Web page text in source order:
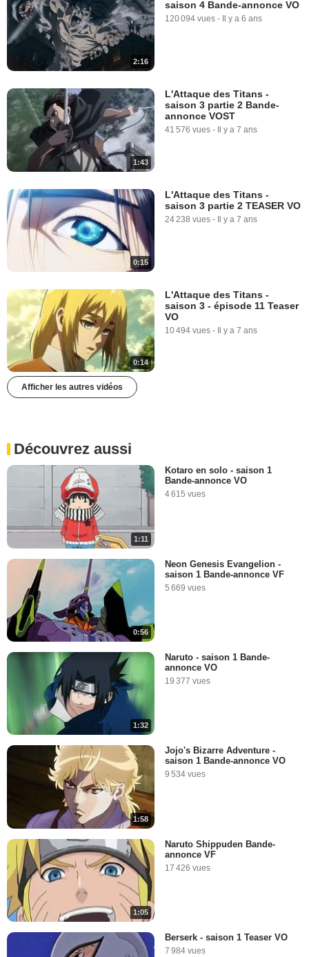
2:16
saison 4 Bande-annonce VO
120 094 vues - Il y a 6 ans
1:43
L'Attaque des Titans -
saison 3 partie 2 Bande-
annonce VOST
41 576 vues - Il y a 7 ans
0:15
L'Attaque des Titans -
saison 3 partie 2 TEASER VO
24 238 vues - Il y a 7 ans
0:14
L'Attaque des Titans -
saison 3 - épisode 11 Teaser
VO
10 494 vues - Il y a 7 ans
Afficher les autres vidéos
Découvrez aussi
1:11
Kotaro en solo - saison 1
Bande-annonce VO
4 615 vues
0:56
Neon Genesis Evangelion -
saison 1 Bande-annonce VF
5 669 vues
1:32
Naruto - saison 1 Bande-
annonce VO
19 377 vues
1:58
Jojo's Bizarre Adventure -
saison 1 Bande-annonce VO
9 534 vues
1:05
Naruto Shippuden Bande-
annonce VF
17 426 vues
Berserk - saison 1 Teaser VO
7 984 vues